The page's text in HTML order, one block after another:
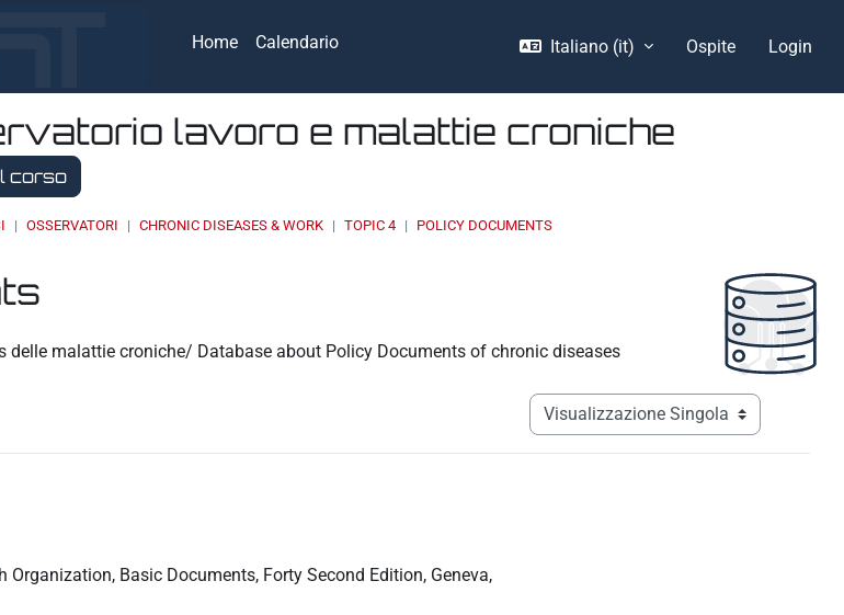
Home Calendario Italiano ‎(it)‎ Ospite Login
lavoro e malattie croniche
corso
OSSERVATORI CHRONIC DISEASES & WORK TOPIC 4 POLICY DOCUMENTS
delle malattie croniche/ Database about Policy Documents of chronic diseases
Navigazione terziaria modalità
Organization, Basic Documents, Forty Second Edition, Geneva,